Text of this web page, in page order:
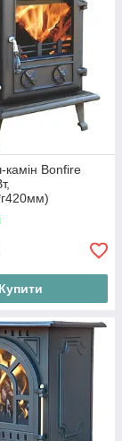
камін Bonfire
Купити